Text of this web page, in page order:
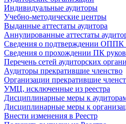
Индивидуальные аудиторы
Учебно-методические центры
Выданные аттестаты аудитора
Аннулированные аттестаты
Сведения о подтверждении ОППК
Сведения о прохождении ПК
Перечень сетей аудиторских
Аудиторы прекратившие членство
Организации прекратившие
УМЦ, исключенные из реестра
Дисциплинарные меры к
Дисциплинарные меры к
Внести изменения в Реестр